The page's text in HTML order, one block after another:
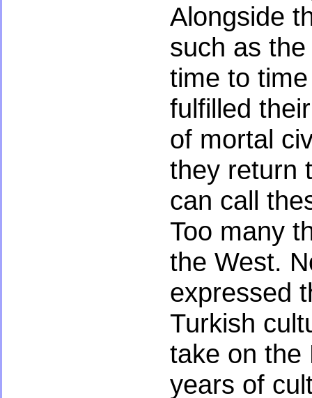
Alongside
such as
time to
fulfilled
of mortal
they return
can call
Too many
the West.
expressed
Turkish
take on the
years of